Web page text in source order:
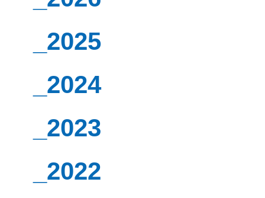
_2025
_2024
_2023
_2022